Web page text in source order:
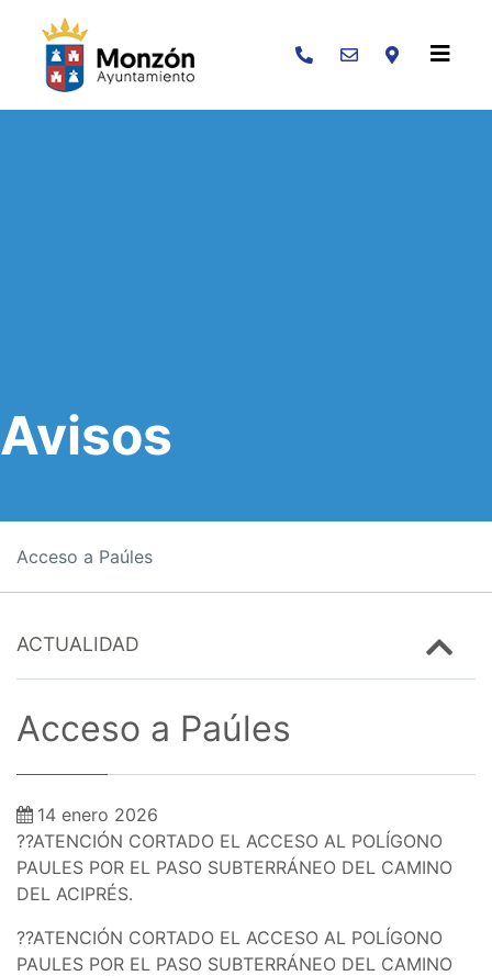
Buscar
Avisos
Acceso a Paúles
ACTUALIDAD
Acceso a Paúles
14 enero 2026
??ATENCIÓN CORTADO EL ACCESO AL POLÍGONO
PAULES POR EL PASO SUBTERRÁNEO DEL CAMINO
DEL ACIPRÉS.
??ATENCIÓN CORTADO EL ACCESO AL POLÍGONO
PAULES POR EL PASO SUBTERRÁNEO DEL CAMINO